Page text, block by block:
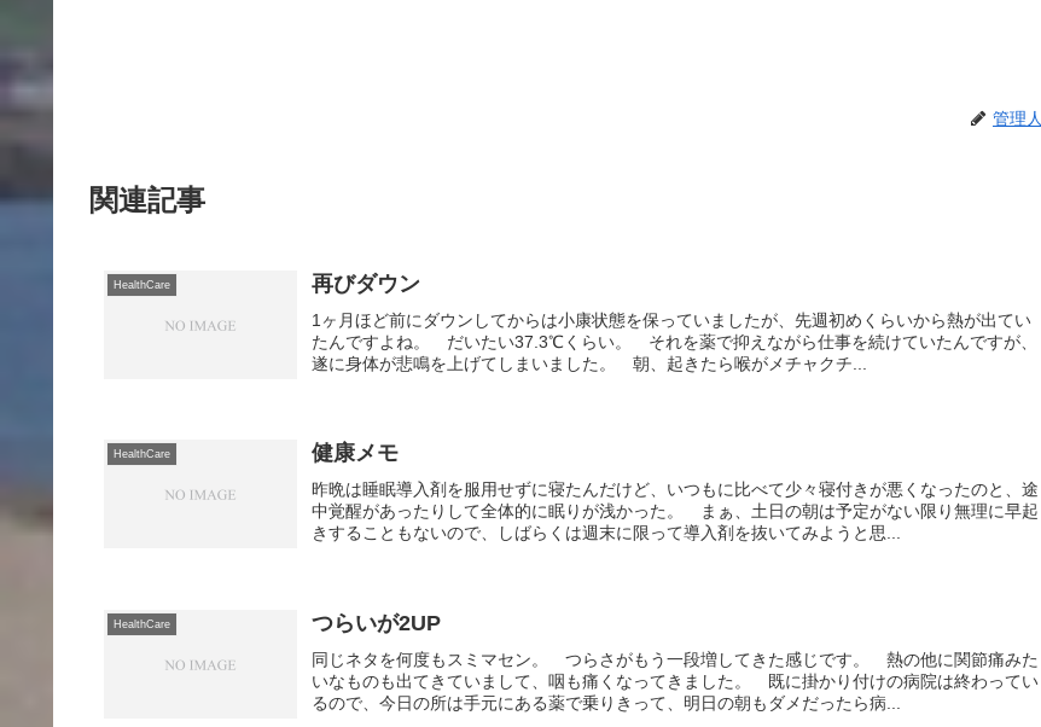
管理人
関連記事
HealthCare 再びダウン
1ヶ月ほど前にダウンしてからは小康状態を保っていましたが、先週初めくらいから熱が出てい
たんですよね。 だいたい37.3℃くらい。 それを薬で抑えながら仕事を続けていたんですが、
遂に身体が悲鳴を上げてしまいました。 朝、起きたら喉がメチャクチ...
HealthCare 健康メモ
昨晩は睡眠導入剤を服用せずに寝たんだけど、いつもに比べて少々寝付きが悪くなったのと、途
中覚醒があったりして全体的に眠りが浅かった。 まぁ、土日の朝は予定がない限り無理に早起
きすることもないので、しばらくは週末に限って導入剤を抜いてみようと思...
HealthCare つらいが2UP
同じネタを何度もスミマセン。 つらさがもう一段増してきた感じです。 熱の他に関節痛みた
いなものも出てきていまして、咽も痛くなってきました。 既に掛かり付けの病院は終わってい
るので、今日の所は手元にある薬で乗りきって、明日の朝もダメだったら病...